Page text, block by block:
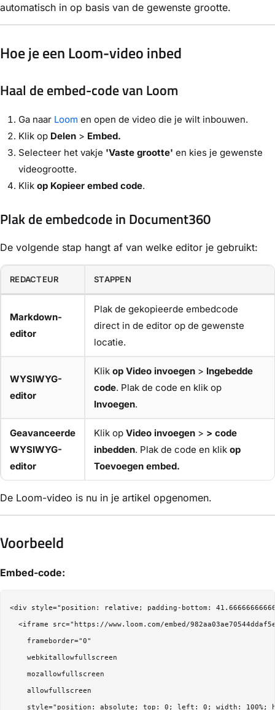
automatisch in op basis van de gewenste grootte.
Hoe je een Loom-video inbed
Haal de embed-code van Loom
Ga naar Loom en open de video die je wilt inbouwen.
Klik op Delen > Embed.
Selecteer het vakje 'Vaste grootte' en kies je gewenste
videogrootte.
Klik op Kopieer embed code.
Plak de embedcode in Document360
De volgende stap hangt af van welke editor je gebruikt:
REDACTEUR STAPPEN
Markdown-
editor
Plak de gekopieerde embedcode
direct in de editor op de gewenste
locatie.
WYSIWYG-
editor
Klik op Video invoegen > Ingebedde
code. Plak de code en klik op
Invoegen.
Geavanceerde
WYSIWYG-
editor
Klik op Video invoegen > > code
inbedden. Plak de code en klik op
Toevoegen embed.
De Loom-video is nu in je artikel opgenomen.
Voorbeeld
Embed-code:
<div style="position: relative; padding-bottom:
<iframe src="https://www.loom.com/embed/
frameborder="0"
webkitallowfullscreen
mozallowfullscreen
allowfullscreen
style="position: absolute; top: 0; left: 0; width: 100%;